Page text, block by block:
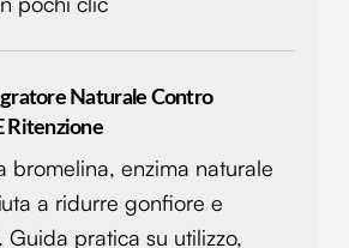
Naturale Contro
Ritenzione
bromelina, enzima naturale
a ridurre gonfiore e
Guida pratica su utilizzo,